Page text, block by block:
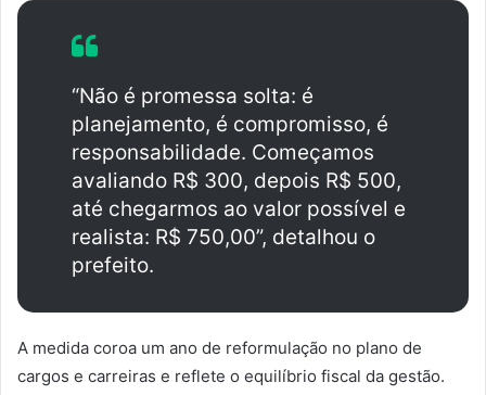
“Não é promessa solta: é
planejamento, é compromisso, é
responsabilidade. Começamos
avaliando R$ 300, depois R$ 500,
até chegarmos ao valor possível e
realista: R$ 750,00”, detalhou o
prefeito.
A medida coroa um ano de reformulação no plano de
cargos e carreiras e reflete o equilíbrio fiscal da gestão.